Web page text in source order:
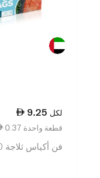
9.25 لكل
0.37 قطعة واحدة
فن أكياس ثلاجة x20